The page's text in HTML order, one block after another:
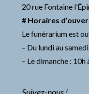
20 rue Fontaine
# Horaires
Le funérarium est
– Du lundi au
– Le dimanche :